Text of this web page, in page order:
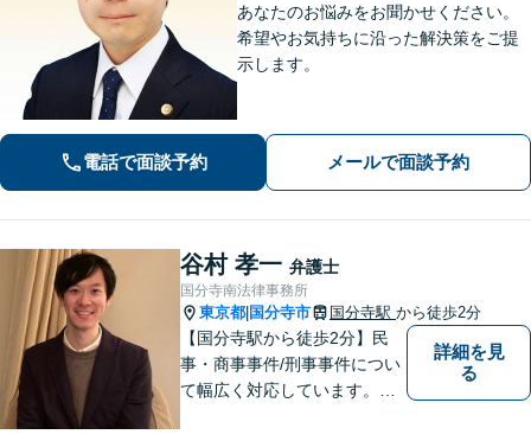
あなたのお悩みをお聞かせください。
希望やお気持ちに沿った解決策をご提
示します。
電話で面談予約 メールで面談予約
谷村 孝一 弁護士
国分寺南法律事務所
東京都 国分寺市 国分寺駅 から徒歩2分
【国分寺駅から徒歩2分】民
事・商事事件/刑事事件につい
て幅広く対応しています。ま
詳細を見
る